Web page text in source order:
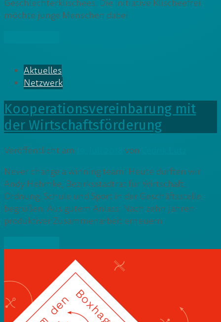
Geschlechterklischees. Die Initiative Klischeefrei
möchte junge Menschen dabei
Aktuelles
Netzwerk
Kooperationsvereinbarung mit
der Wirtschaftsförderung
Veröffentlicht am von
Never change a winning team! Heute durften wir
Andy Hehmke, Bezirksstadtrat für Wirtschaft,
Ordnung, Schule und Sport in der Geschäftsstelle
begrüßen. Aus gutem Anlass: Nach zehn Jahren
produktiver Zusammenarbeit erneuern